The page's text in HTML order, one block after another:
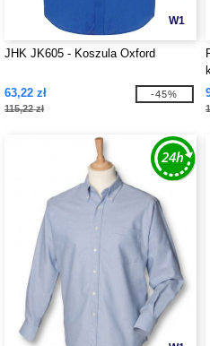
W1
JHK JK605 - Koszula Oxford
63,22 zł
115,22 zł
-45%